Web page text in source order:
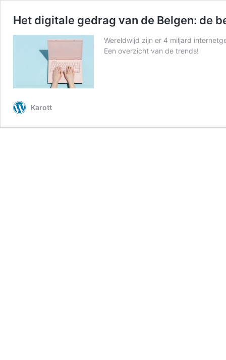
Het digitale gedrag van de Belgen: de
Wereldwijd zijn er 4 miljard
Een overzicht van de trends!
Karott